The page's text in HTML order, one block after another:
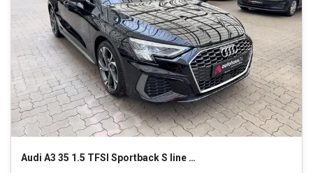
Audi A3 35 1.5 TFSI Sportback S line MHEV (EURO 6d)